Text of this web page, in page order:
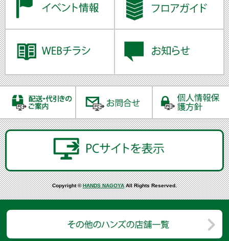
Copyright ©HANDS NAGOYAAll Rights Reserved.